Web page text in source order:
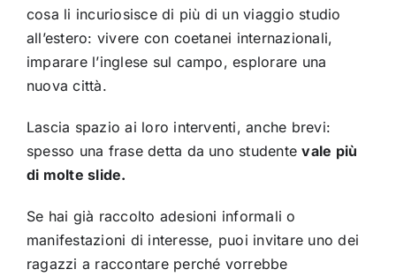
cosa li incuriosisce di più di un viaggio studio
all’estero: vivere con coetanei internazionali,
imparare l’inglese sul campo, esplorare una
nuova città.
Lascia spazio ai loro interventi, anche brevi:
spesso una frase detta da uno studentevale più
di molte slide.
Se hai già raccolto adesioni informali o
manifestazioni di interesse, puoi invitare uno dei
ragazzi a raccontare perché vorrebbe